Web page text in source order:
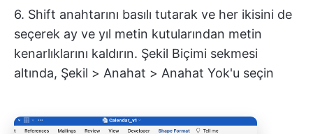
6. Shift anahtarını basılı tutarak ve her ikisini de
seçerek ay ve yıl metin kutularından metin
kenarlıklarını kaldırın. Şekil Biçimi sekmesi
altında, Şekil > Anahat > Anahat Yok'u seçin